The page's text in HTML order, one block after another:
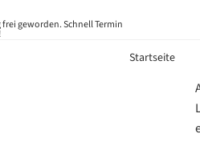
geworden. Schnell Termin
Startseite